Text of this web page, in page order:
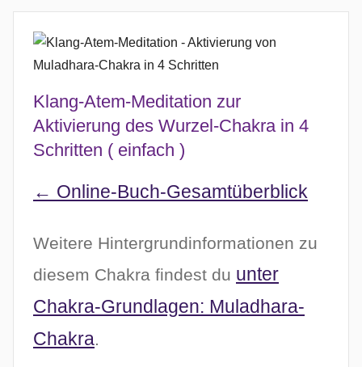
Klang-Atem-Meditation zur
Aktivierung des Wurzel-Chakra in 4
Schritten ( einfach )
← Online-Buch-Gesamtüberblick
Weitere Hintergrundinformationen zu
diesem Chakra findest du unter
Chakra-Grundlagen: Muladhara-
Chakra.